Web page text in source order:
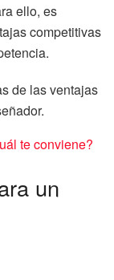
ello, es
competitivas
de las ventajas
te conviene?
un